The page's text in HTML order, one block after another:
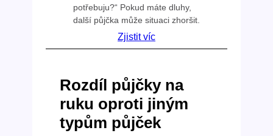
potřebuju?“ Pokud máte dluhy,
další půjčka může situaci zhoršit.
Zjistit víc
Rozdíl půjčky na
ruku oproti jiným
typům půjček